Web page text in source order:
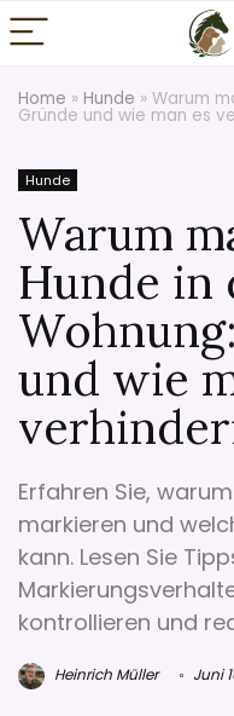
Home » Hunde » Warum
Gründe und wie man es
Hunde
Warum
Hunde in
und wie
Erfahren Sie,
markieren und
kann. Lesen Sie
kontrollieren und
Heinrich Müller Juni